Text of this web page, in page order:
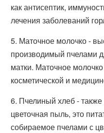
как антисептик,
лечения заболеваний
5. Маточное молочко -
производимый пчелами
матки. Маточное молочко
косметической и
6. Пчелиный хлеб -
цветочная пыль, это
собираемое пчелами с